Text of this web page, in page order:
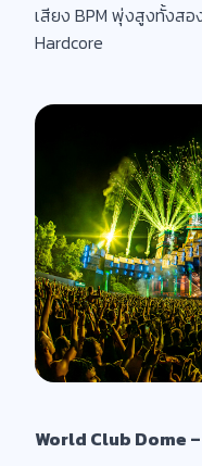
เสียง BPM พุ่งสูงทั้งสอ
Hardcore
World Club Dome